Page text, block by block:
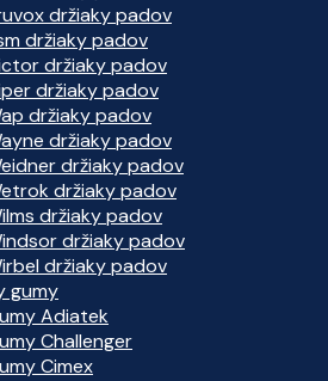
držiaky padov
držiaky padov
držiaky padov
držiaky padov
držiaky padov
držiaky padov
držiaky padov
držiaky padov
držiaky padov
držiaky padov
držiaky padov
gumy
Adiatek
Challenger
Cimex